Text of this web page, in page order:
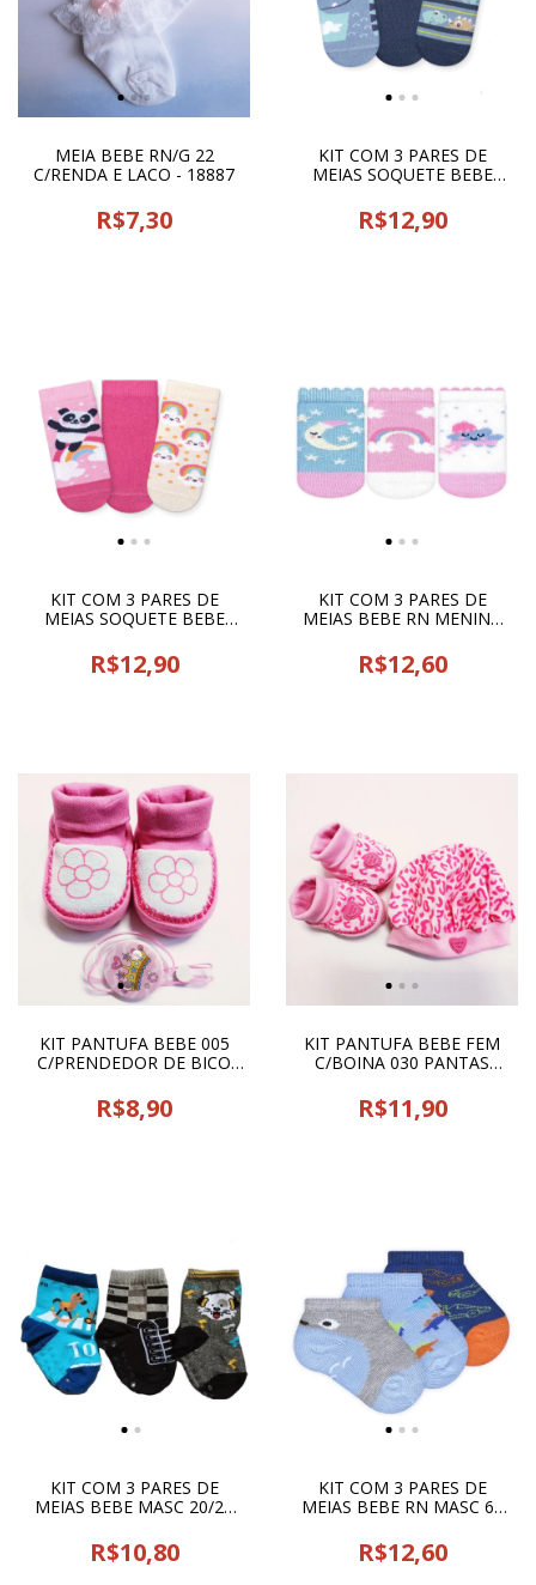
MEIA BEBE RN/G 22
C/RENDA E LACO - 18887
R$7,30
KIT COM 3 PARES DE
MEIAS SOQUETE BEBE
MEIA - 13228
R$12,90
KIT COM 3 PARES DE
MEIAS SOQUETE BEBE
MEIA - 13227
R$12,90
KIT COM 3 PARES DE
MEIAS BEBE RN MENINA
13066
R$12,60
KIT PANTUFA BEBE 005
C/PRENDEDOR DE BICO
R$8,90
KIT PANTUFA BEBE FEM
C/BOINA 030 PANTAS
R$11,90
KIT COM 3 PARES DE
MEIAS BEBE MASC 20/23
R$10,80
KIT COM 3 PARES DE
MEIAS BEBE RN MASC 62
R$12,60